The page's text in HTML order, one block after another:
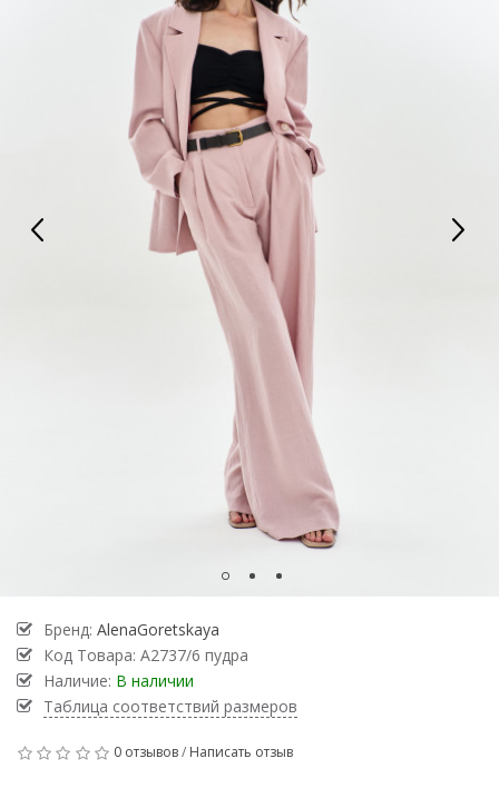
Бренд: AlenaGoretskaya
Код Товара: А2737/6 пудра
Наличие: В наличии
Таблица соответствий размеров
0 отзывов/ Написать отзыв